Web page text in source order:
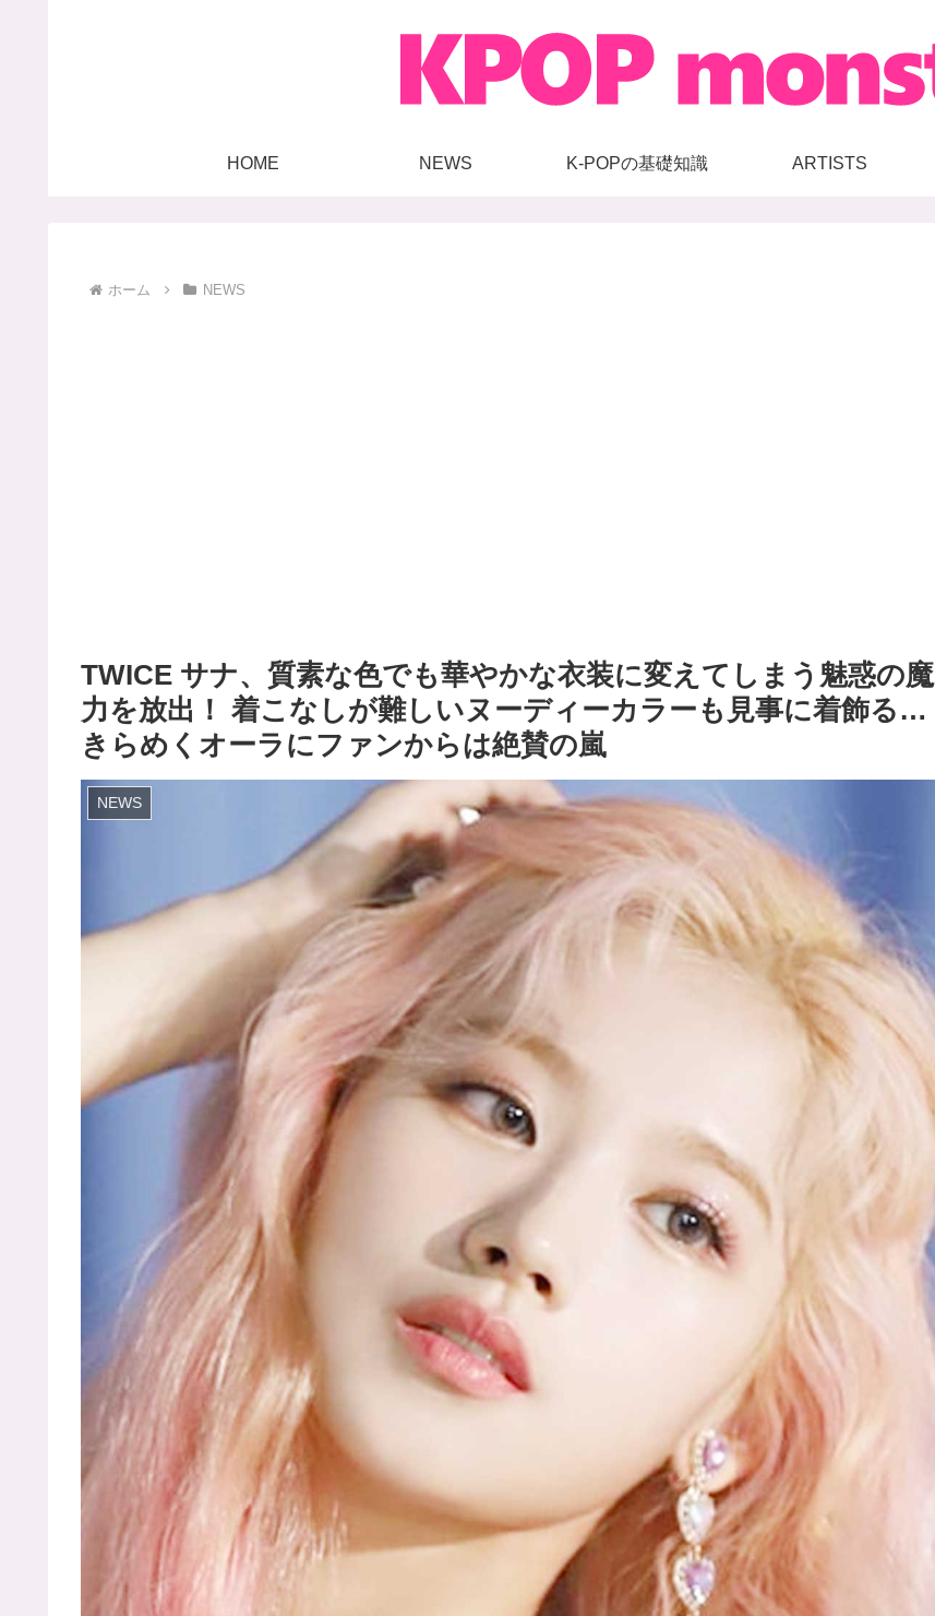
HOME NEWS K-POPの基礎知識 ARTISTS
ホーム NEWS
TWICE サナ、質素な色でも華やかな衣装に変えてしまう魅惑の魔
力を放出！ 着こなしが難しいヌーディーカラーも見事に着飾る…
きらめくオーラにファンからは絶賛の嵐
NEWS